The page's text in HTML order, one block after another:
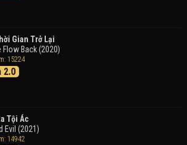
Tranh
the Movie: Nobita's Art World Tales (2025)
Ngày Tươi Đẹp
Gian Trở Lại
Flow Back (2020)
15224
2.0
Tội Ác
Evil (2021)
14942